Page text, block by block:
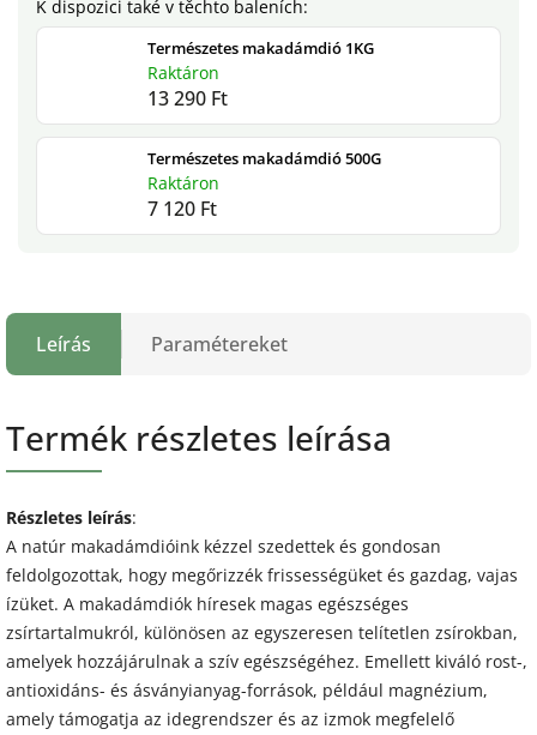
Természetes makadámdió 1KG
Raktáron
13 290 Ft
Természetes makadámdió 500G
Raktáron
7 120 Ft
Leírás Paramétereket
Termék részletes leírása
Részletes leírás:
A natúr makadámdióink kézzel szedettek és gondosan
feldolgozottak, hogy megőrizzék frissességüket és gazdag, vajas
ízüket. A makadámdiók híresek magas egészséges
zsírtartalmukról, különösen az egyszeresen telítetlen zsírokban,
amelyek hozzájárulnak a szív egészségéhez. Emellett kiváló rost-,
antioxidáns- és ásványianyag-források, például magnézium,
amely támogatja az idegrendszer és az izmok megfelelő